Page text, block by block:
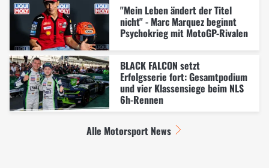
"Mein Leben ändert der Titel
nicht" - Marc Marquez beginnt
Psychokrieg mit MotoGP-Rivalen
BLACK FALCON setzt
Erfolgsserie fort: Gesamtpodium
und vier Klassensiege beim NLS
6h-Rennen
Alle Motorsport News